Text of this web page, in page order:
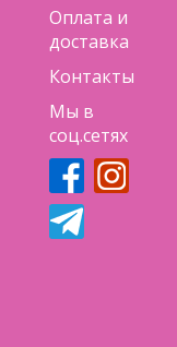
Оплата и
доставка
Контакты
Мы в
соц.сетях